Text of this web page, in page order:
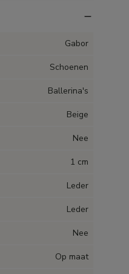
Gabor
Schoenen
Ballerina's
Beige
Nee
1 cm
Leder
Leder
Nee
Op maat